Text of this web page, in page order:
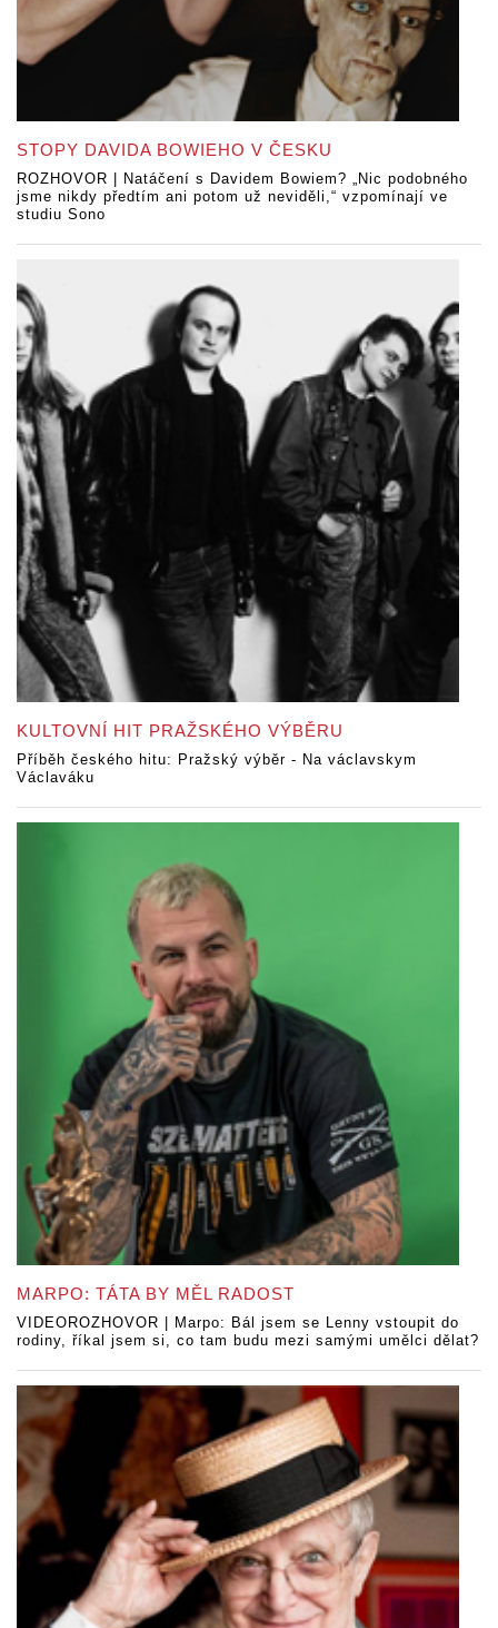
STOPY DAVIDA BOWIEHO V ČESKU
ROZHOVOR | Natáčení s Davidem Bowiem? „Nic podobného
jsme nikdy předtím ani potom už neviděli,“ vzpomínají ve
studiu Sono
KULTOVNÍ HIT PRAŽSKÉHO VÝBĚRU
Příběh českého hitu: Pražský výběr - Na václavskym
Václaváku
MARPO: TÁTA BY MĚL RADOST
VIDEOROZHOVOR | Marpo: Bál jsem se Lenny vstoupit do
rodiny, říkal jsem si, co tam budu mezi samými umělci dělat?